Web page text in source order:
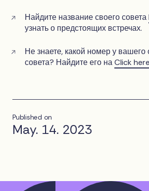
Найдите название своего совета
узнать о предстоящих встречах.
Не знаете, какой номер у
совета? Найдите его наClick
Published on
May. 14. 2023